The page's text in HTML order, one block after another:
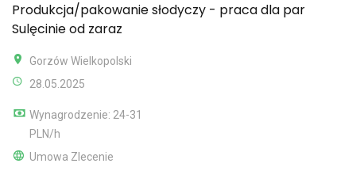
Produkcja/pakowanie słodyczy - praca dla par
Sulęcinie od zaraz
Gorzów Wielkopolski
28.05.2025
Wynagrodzenie: 24-31
PLN/h
Umowa Zlecenie